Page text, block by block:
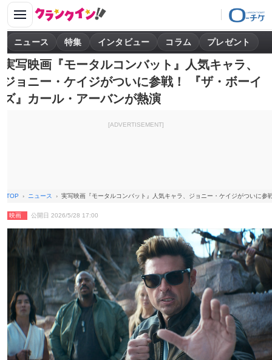
ニュース 特集 インタビュー コラム プレゼント
実写映画『モータルコンバット』人気キャラ、
ジョニー・ケイジがついに参戦！ 『ザ・ボーイ
ズ』カール・アーバンが熱演
[ADVERTISEMENT]
TOP ニュース 実写映画『モータルコンバット』人気キャラ、ジョニー・ケイジがついに参
映画 公開日 2026/5/28 17:00